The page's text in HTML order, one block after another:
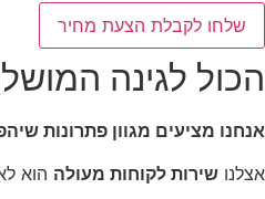
שלחו לקבלת הצעת מחיר
הכול לגינה
אנחנו מציעים מגוון פתרונות
אצלנו שירות לקוחות מעולה הוא